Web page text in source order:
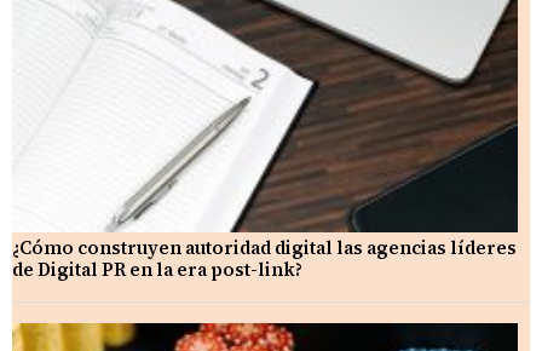
¿Cómo construyen autoridad digital las agencias líderes
de Digital PR en la era post-link?